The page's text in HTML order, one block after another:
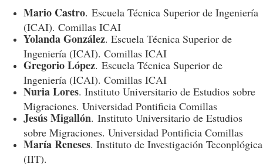
Mario Castro. Escuela Técnica Superior de Ingeniería
(ICAI). Comillas ICAI
Yolanda González. Escuela Técnica Superior de
Ingeniería (ICAI). Comillas ICAI
Gregorio López. Escuela Técnica Superior de
Ingeniería (ICAI). Comillas ICAI
Nuria Lores. Instituto Universitario de Estudios sobre
Migraciones. Universidad Pontificia Comillas
Jesús Migallón. Instituto Universitario de Estudios
sobre Migraciones. Universidad Pontificia Comillas
María Reneses. Instituto de Investigación Teconplógica
(IIT).